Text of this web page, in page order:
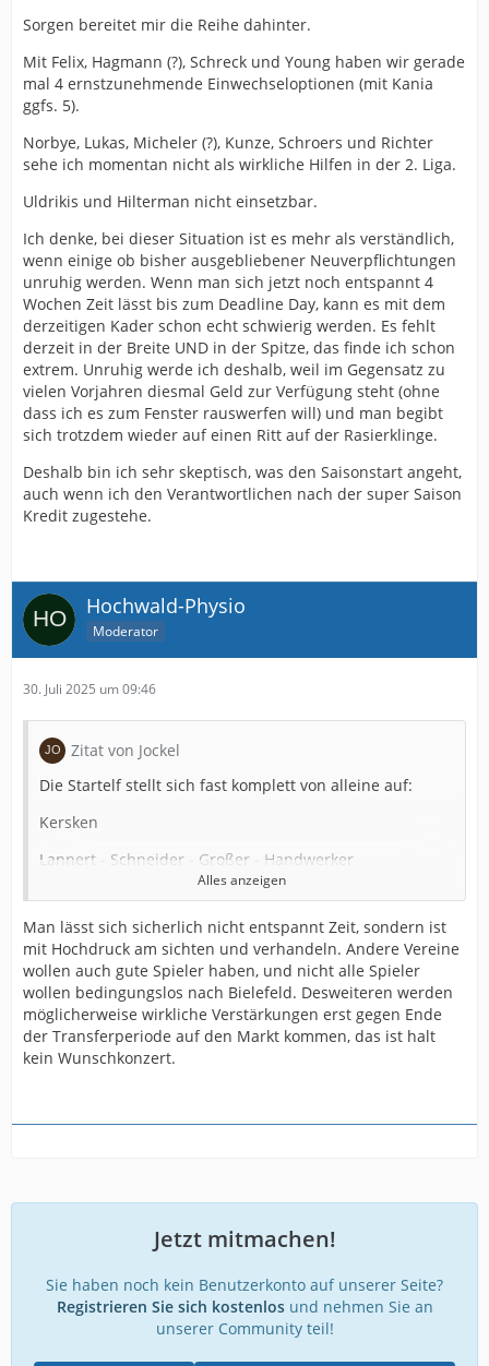
Sorgen bereitet mir die Reihe dahinter.
Mit Felix, Hagmann (?), Schreck und Young haben wir gerade
mal 4 ernstzunehmende Einwechseloptionen (mit Kania
ggfs. 5).
Norbye, Lukas, Micheler (?), Kunze, Schroers und Richter
sehe ich momentan nicht als wirkliche Hilfen in der 2. Liga.
Uldrikis und Hilterman nicht einsetzbar.
Ich denke, bei dieser Situation ist es mehr als verständlich,
wenn einige ob bisher ausgebliebener Neuverpflichtungen
unruhig werden. Wenn man sich jetzt noch entspannt 4
Wochen Zeit lässt bis zum Deadline Day, kann es mit dem
derzeitigen Kader schon echt schwierig werden. Es fehlt
derzeit in der Breite UND in der Spitze, das finde ich schon
extrem. Unruhig werde ich deshalb, weil im Gegensatz zu
vielen Vorjahren diesmal Geld zur Verfügung steht (ohne
dass ich es zum Fenster rauswerfen will) und man begibt
sich trotzdem wieder auf einen Ritt auf der Rasierklinge.
Deshalb bin ich sehr skeptisch, was den Saisonstart angeht,
auch wenn ich den Verantwortlichen nach der super Saison
Kredit zugestehe.
Hochwald-Physio
Moderator
30. Juli 2025 um 09:46
Zitat von Jockel
Die Startelf stellt sich fast komplett von alleine auf:
Kersken
Lannert - Schneider - Großer - Handwerker
Russo - Corboz - Mehlem
Grodowski - Kania (Boakye) - Bazee
(Wenn Boakye rechtzeitig fit wird und in die Startelf
rückt, spielt er natürlich außen und Grodowski zentral.)
Sorgen bereitet mir die Reihe dahinter.
Mit Felix, Hagmann (?), Schreck und Young haben wir
Uldrikis und Hilterman nicht einsetzbar.
verständlich, wenn einige ob bisher ausgebliebener
Neuverpflichtungen unruhig werden. Wenn man sich
jetzt noch entspannt 4 Wochen Zeit lässt bis zum
Alles anzeigen
Man lässt sich sicherlich nicht entspannt Zeit, sondern ist
mit Hochdruck am sichten und verhandeln. Andere Vereine
wollen auch gute Spieler haben, und nicht alle Spieler
wollen bedingungslos nach Bielefeld. Desweiteren werden
möglicherweise wirkliche Verstärkungen erst gegen Ende
der Transferperiode auf den Markt kommen, das ist halt
kein Wunschkonzert.
Jetzt mitmachen!
Sie haben noch kein Benutzerkonto auf unserer Seite?
Registrieren Sie sich kostenlosund nehmen Sie an
unserer Community teil!